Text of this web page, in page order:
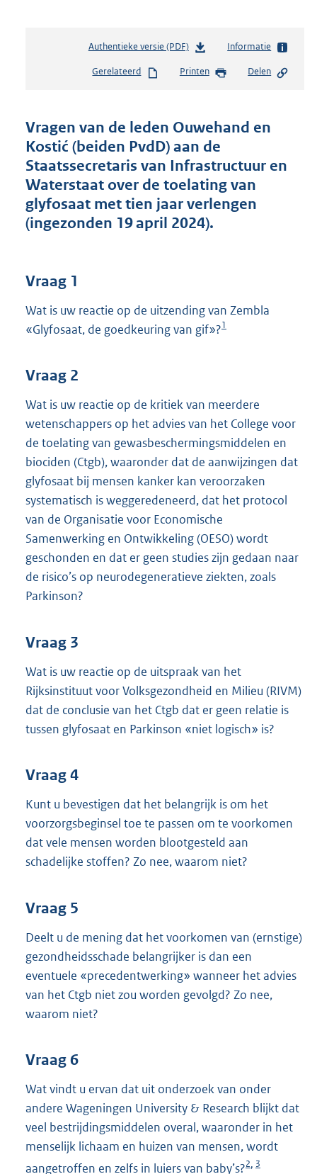
Authentieke versie (PDF)b
s
d
s
g
r
o
t
K
b
Informatie
Gerelateerd Printen Delen
Vragen van de leden Ouwehand en
Kostić (beiden PvdD) aan de
Staatssecretaris van Infrastructuur en
Waterstaat over de toelating van
glyfosaat met tien jaar verlengen
(ingezonden 19 april 2024).
Vraag 1
Wat is uw reactie op de uitzending van Zembla
«Glyfosaat, de goedkeuring van gif»?1
Vraag 2
Wat is uw reactie op de kritiek van meerdere
wetenschappers op het advies van het College voor
de toelating van gewasbeschermingsmiddelen en
biociden (Ctgb), waaronder dat de aanwijzingen dat
glyfosaat bij mensen kanker kan veroorzaken
systematisch is weggeredeneerd, dat het protocol
van de Organisatie voor Economische
Samenwerking en Ontwikkeling (OESO) wordt
geschonden en dat er geen studies zijn gedaan naar
de risico’s op neurodegeneratieve ziekten, zoals
Parkinson?
Vraag 3
Wat is uw reactie op de uitspraak van het
Rijksinstituut voor Volksgezondheid en Milieu (RIVM)
dat de conclusie van het Ctgb dat er geen relatie is
tussen glyfosaat en Parkinson «niet logisch» is?
Vraag 4
Kunt u bevestigen dat het belangrijk is om het
voorzorgsbeginsel toe te passen om te voorkomen
dat vele mensen worden blootgesteld aan
schadelijke stoffen? Zo nee, waarom niet?
Vraag 5
Deelt u de mening dat het voorkomen van (ernstige)
gezondheidsschade belangrijker is dan een
eventuele «precedentwerking» wanneer het advies
van het Ctgb niet zou worden gevolgd? Zo nee,
waarom niet?
Vraag 6
Wat vindt u ervan dat uit onderzoek van onder
andere Wageningen University & Research blijkt dat
veel bestrijdingsmiddelen overal, waaronder in het
menselijk lichaam en huizen van mensen, wordt
aangetroffen en zelfs in luiers van baby’s?2, 3